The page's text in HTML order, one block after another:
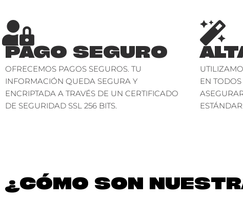
PAGO SEGURO
OFRECEMOS PAGOS SEGUROS. TU
INFORMACIÓN QUEDA SEGURA Y
ENCRIPTADA A TRAVÉS DE UN CERTIFICADO
DE SEGURIDAD SSL 256 BITS.
EN
¿CÓMO SON